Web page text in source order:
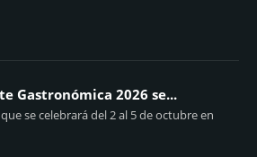
Gastronómica 2026 se...
se celebrará del 2 al 5 de octubre en